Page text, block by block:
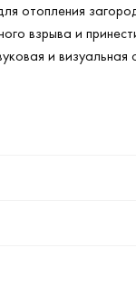
отопления
взрыва и
и